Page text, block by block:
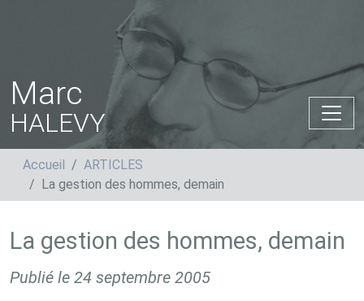
Marc
HALEVY
Accueil
ARTICLES
La gestion des hommes, demain
La gestion des hommes, demain
Publié le 24 septembre 2005